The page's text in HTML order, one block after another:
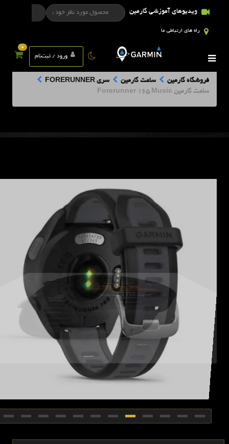
ویدیوهای آموزشی گارمین
راه های ارتباطی ما
ورود / ثبت‌نام
0
فروشگاه گارمین ساعت گارمین
سری FORERUNNER
ساعت گارمین Forerunner 165 Music